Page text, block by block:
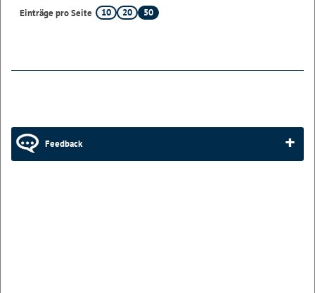
Einträge pro Seite
10 20 50
Feedback